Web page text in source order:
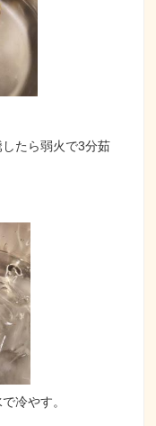
たら弱火で3分茹
冷やす。